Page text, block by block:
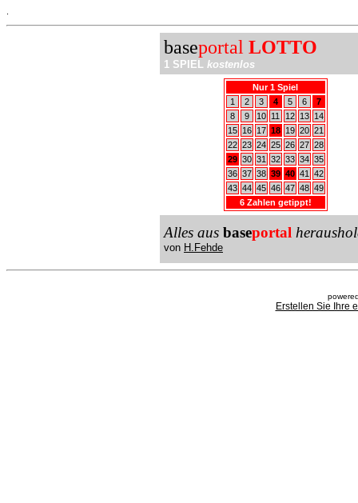
baseportal LOTTO
1 SPIEL kostenlos
Nur 1 Spiel
1
2 3 4 5 6
7
8
9 10 11 12 13
14
15
16 17 18 19 20 21
22 23 24 25 26 27 28
29 30 31 32 33 34 35
36 37 38 39 40 41
42
43 44 45 46 47 48 49
6 Zahlen getippt!
Alles aus baseportal
von H.Fehde
Erstellen Sie Ihre